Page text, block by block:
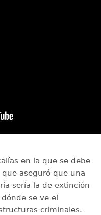
en la que se debe
aseguró que una
sería la de extinción
se ve el
criminales.